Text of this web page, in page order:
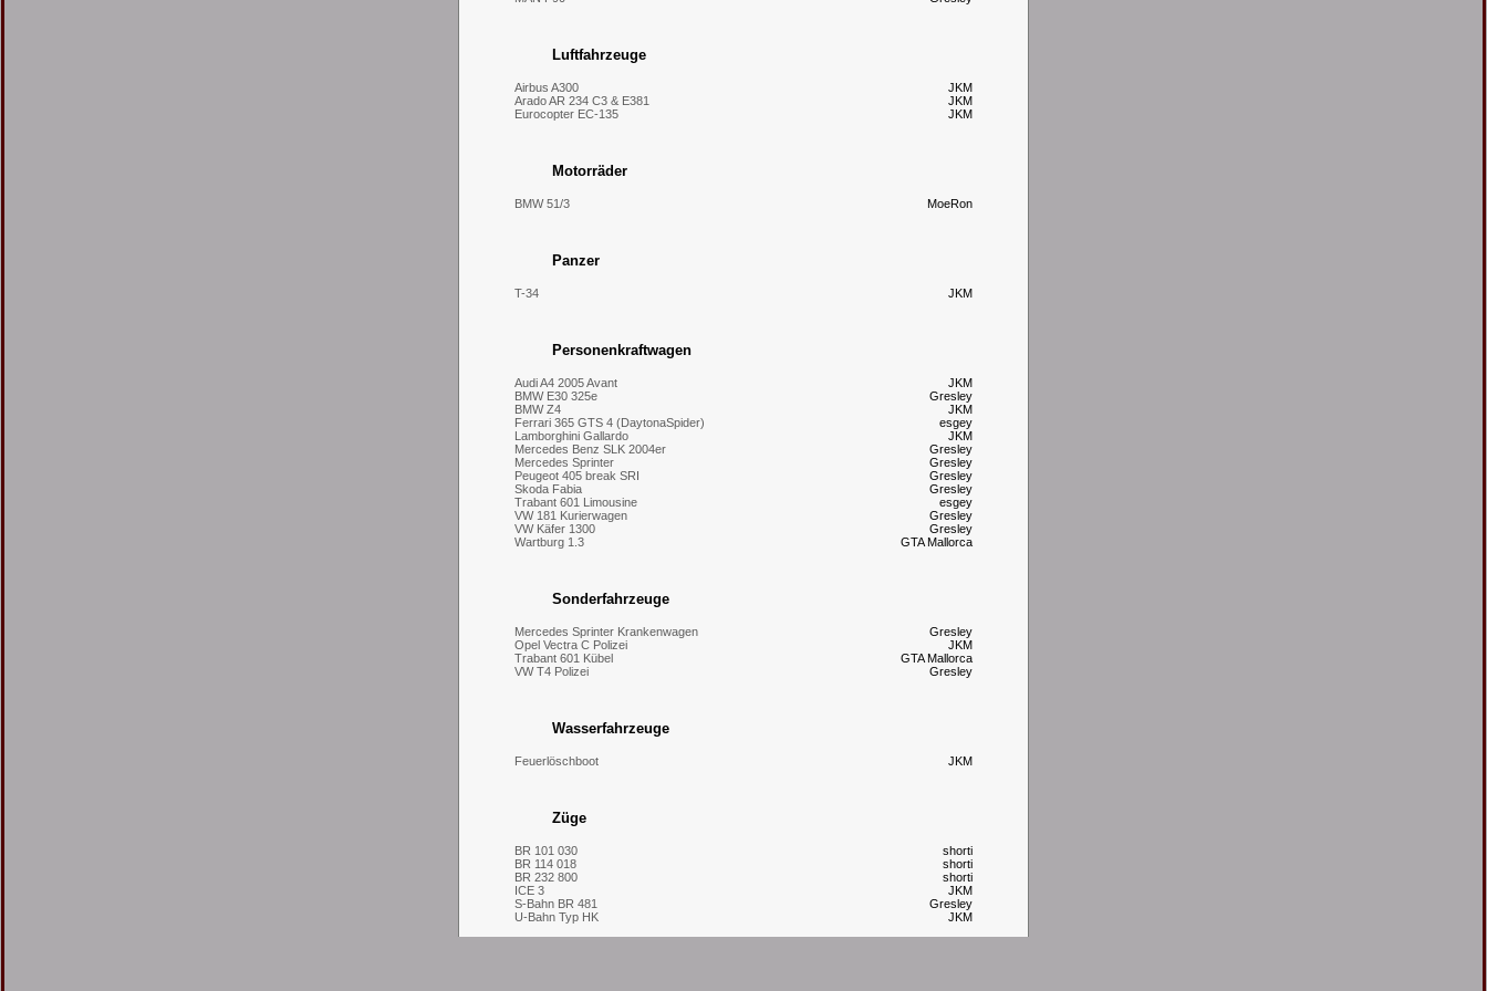
Luftfahrzeuge
JKM
Airbus A300
JKM
Arado AR 234 C3 & E381
JKM
Eurocopter EC-135
Motorräder
MoeRon
BMW 51/3
Panzer
JKM
T-34
Personenkraftwagen
JKM
Audi A4 2005 Avant
Gresley
BMW E30 325e
JKM
BMW Z4
esgey
Ferrari 365 GTS 4 (DaytonaSpider)
JKM
Lamborghini Gallardo
Gresley
Mercedes Benz SLK 2004er
Gresley
Mercedes Sprinter
Gresley
Peugeot 405 break SRI
Gresley
Skoda Fabia
esgey
Trabant 601 Limousine
Gresley
VW 181 Kurierwagen
Gresley
VW Käfer 1300
GTA Mallorca
Wartburg 1.3
Sonderfahrzeuge
Gresley
Mercedes Sprinter Krankenwagen
JKM
Opel Vectra C Polizei
GTA Mallorca
Trabant 601 Kübel
Gresley
VW T4 Polizei
Wasserfahrzeuge
JKM
Feuerlöschboot
Züge
shorti
BR 101 030
shorti
BR 114 018
shorti
BR 232 800
JKM
ICE 3
Gresley
S-Bahn BR 481
JKM
U-Bahn Typ HK